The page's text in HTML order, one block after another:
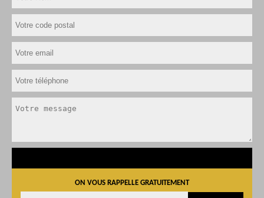
ON VOUS RAPPELLE GRATUITEMENT